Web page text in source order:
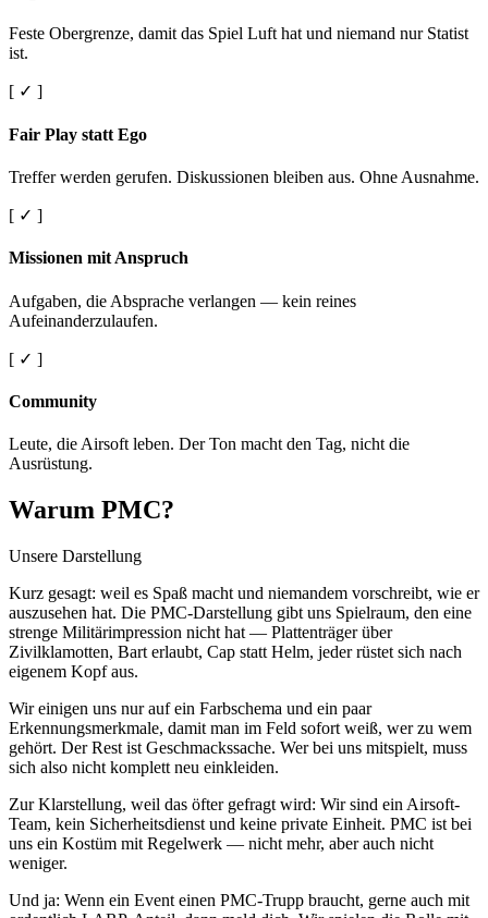
Feste Obergrenze, damit das Spiel Luft hat und niemand nur Statist
ist.
[ ✓ ]
Fair Play statt Ego
Treffer werden gerufen. Diskussionen bleiben aus. Ohne Ausnahme.
[ ✓ ]
Missionen mit Anspruch
Aufgaben, die Absprache verlangen — kein reines
Aufeinanderzulaufen.
[ ✓ ]
Community
Leute, die Airsoft leben. Der Ton macht den Tag, nicht die
Ausrüstung.
Warum PMC?
Unsere Darstellung
Kurz gesagt: weil es Spaß macht und niemandem vorschreibt, wie er
auszusehen hat. Die PMC-Darstellung gibt uns Spielraum, den eine
strenge Militärimpression nicht hat — Plattenträger über
Zivilklamotten, Bart erlaubt, Cap statt Helm, jeder rüstet sich nach
eigenem Kopf aus.
Wir einigen uns nur auf ein Farbschema und ein paar
Erkennungsmerkmale, damit man im Feld sofort weiß, wer zu wem
gehört. Der Rest ist Geschmackssache. Wer bei uns mitspielt, muss
sich also nicht komplett neu einkleiden.
Zur Klarstellung, weil das öfter gefragt wird: Wir sind ein Airsoft-
Team, kein Sicherheitsdienst und keine private Einheit. PMC ist bei
uns ein Kostüm mit Regelwerk — nicht mehr, aber auch nicht
weniger.
Und ja: Wenn ein Event einen PMC-Trupp braucht, gerne auch mit